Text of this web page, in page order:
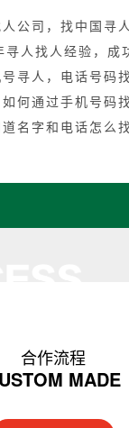
公司，找中国寻
人找人经验，成
寻人，电话号码
何通过手机号码
名字和电话怎么
收费。
合作流程
MADE